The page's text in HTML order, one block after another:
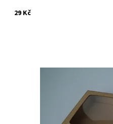
29 Kč
Materiál - Mikrovlnná lepenka
Na dotaz
25207